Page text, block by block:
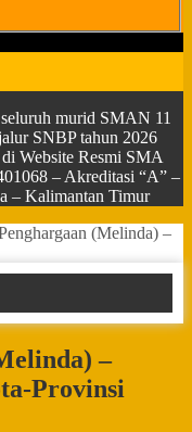
murid SMAN 11
SNBP tahun 2026
Website Resmi SMA
– Akreditasi “A” –
– Kalimantan Timur
(Melinda) –
–
Provinsi